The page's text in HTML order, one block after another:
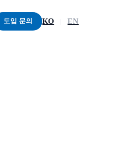
도입 문의 KO EN